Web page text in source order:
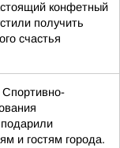
конфетный
получить
счастья
и гостям города.